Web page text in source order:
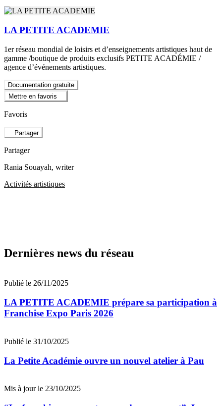
LA PETITE ACADEMIE
1er réseau mondial de loisirs et d’enseignements artistiques haut de
gamme /boutique de produits exclusifs PETITE ACADÉMIE /
agence d’événements artistiques.
Documentation gratuite
Mettre en favoris
Favoris
Partager
Partager
Rania Souayah, writer
Activités artistiques
Dernières news du réseau
Publié le 26/11/2025
LA PETITE ACADEMIE prépare sa participation à
Franchise Expo Paris 2026
Publié le 31/10/2025
La Petite Académie ouvre un nouvel atelier à Pau
Mis à jour le 23/10/2025